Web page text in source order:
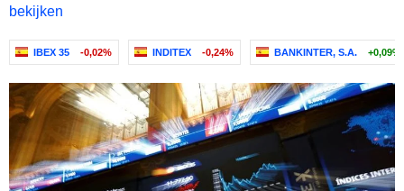
bekijken
IBEX 35 -0,02% INDITEX -0,24% BANKINTER, S.A. +0,09%